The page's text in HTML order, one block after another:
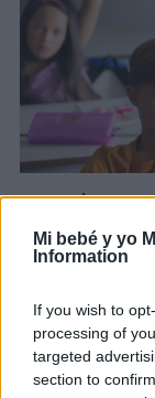
Mi bebé y yo
Information
If you wish to
processing of
targeted
section to
El reto